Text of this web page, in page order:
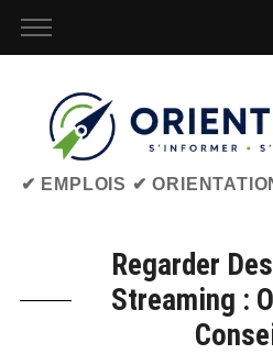
✔ EMPLOIS ✔
Regarder
Streaming :